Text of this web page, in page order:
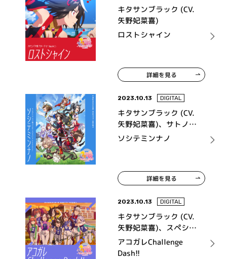
キタサンブラック (CV.
矢野妃菜喜)
ロストシャイン
詳細を見る
2023.10.13 DIGITAL
キタサンブラック (CV.
矢野妃菜喜)、サトノダ
イヤモンド (CV. 立花日
ァルグラン (CV. 夏吉ゆ
うこ)、サウンズオブア
ゥラメンテ (CV. 秋奈)
ソシテミンナノ
詳細を見る
2023.10.13 DIGITAL
キタサンブラック (CV.
矢野妃菜喜)、スペシャ
ルウィーク (CV. 和氣あ
ず未)、サイレンススズ
アコガレChallenge
Dash!!